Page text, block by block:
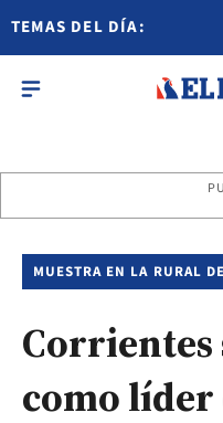
TEMAS DEL DÍA:
MUESTRA EN LA RURAL
Corrientes
como líder